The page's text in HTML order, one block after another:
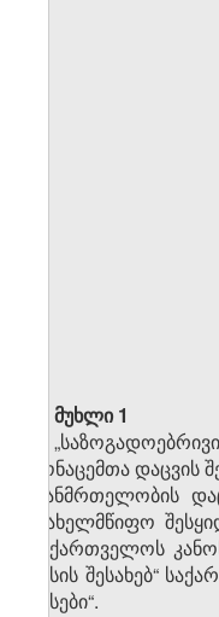
მუხლი 1
მონაცემთა დაცვის
„ჯანმრთელობის
„სახელმწიფო
საქართველოს
წესის შესახებ“
წესები“.